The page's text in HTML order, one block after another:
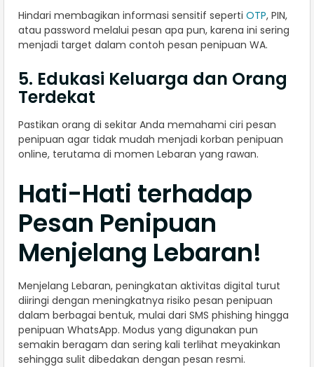
Hindari membagikan informasi sensitif seperti OTP, PIN,
atau password melalui pesan apa pun, karena ini sering
menjadi target dalam contoh pesan penipuan WA.
5. Edukasi Keluarga dan Orang
Terdekat
Pastikan orang di sekitar Anda memahami ciri pesan
penipuan agar tidak mudah menjadi korban penipuan
online, terutama di momen Lebaran yang rawan.
Hati-Hati terhadap
Pesan Penipuan
Menjelang Lebaran!
Menjelang Lebaran, peningkatan aktivitas digital turut
diiringi dengan meningkatnya risiko pesan penipuan
dalam berbagai bentuk, mulai dari SMS phishing hingga
penipuan WhatsApp. Modus yang digunakan pun
semakin beragam dan sering kali terlihat meyakinkan
sehingga sulit dibedakan dengan pesan resmi.